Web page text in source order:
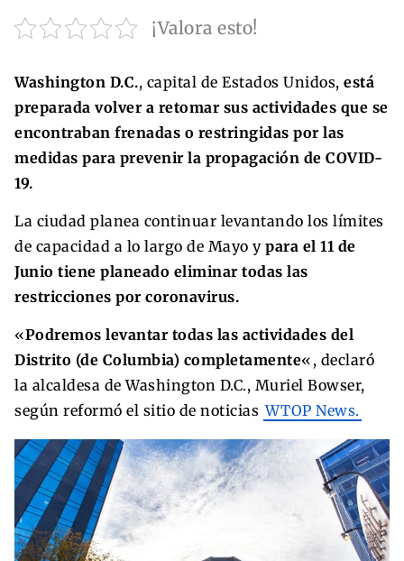
¡Valora esto!
Washington D.C., capital de Estados Unidos, está
preparada volver a retomar sus actividades que se
encontraban frenadas o restringidas por las
medidas para prevenir la propagación de COVID-
19.
La ciudad planea continuar levantando los límites
de capacidad a lo largo de Mayo ypara el 11 de
Junio tiene planeado eliminar todas las
restricciones por coronavirus.
«Podremos levantar todas las actividades del
Distrito (de Columbia) completamente«, declaró
la alcaldesa de Washington D.C., Muriel Bowser,
según reformó el sitio de noticias WTOP News.